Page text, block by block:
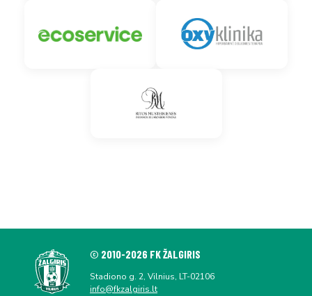
© 2010-2026 FK ŽALGIRIS
Stadiono g. 2, Vilnius, LT-02106
info@fkzalgiris.lt